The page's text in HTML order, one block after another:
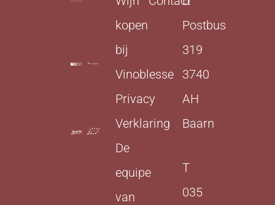
kopen
bij
Vinoblesse
Privacy
Verklaring
De
equipe
van
Postbus
319
3740
AH
Baarn
T
035